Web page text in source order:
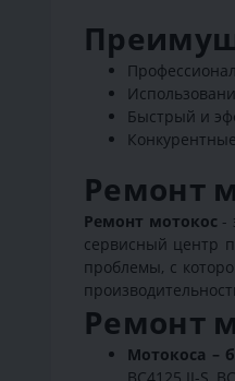
Быстрый и
Ремонт
Ремонт мотокос -
сервисный центр
проблемы, с
Ремонт
Мотокоса –